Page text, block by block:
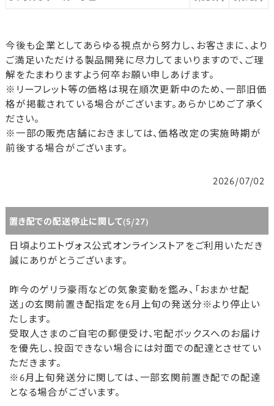
今後も企業としてあらゆる視点から努力し、お客さまに、より
ご満足いただける製品開発に尽力してまいりますので、ご理
解をたまわりますよう何卒お願い申しあげます。
※リーフレット等の価格は現在順次更新中のため、一部旧価
格が掲載されている場合がございます。あらかじめご了承く
ださい。
※一部の販売店舗におきましては、価格改定の実施時期が
前後する場合がございます。
2026/07/02
置き配での配送停止に関して(5/27)
日頃よりエトヴォス公式オンラインストアをご利用いただき
誠にありがとうございます。
昨今のゲリラ豪雨などの気象変動を鑑み、「おまかせ配
送」の玄関前置き配指定を6月上旬の発送分※より停止い
たします。
受取人さまのご自宅の郵便受け、宅配ボックスへのお届け
を優先し、投函できない場合には対面での配達とさせてい
ただきます。
※6月上旬発送分に関しては、一部玄関前置き配での配達
となる場合がございます。